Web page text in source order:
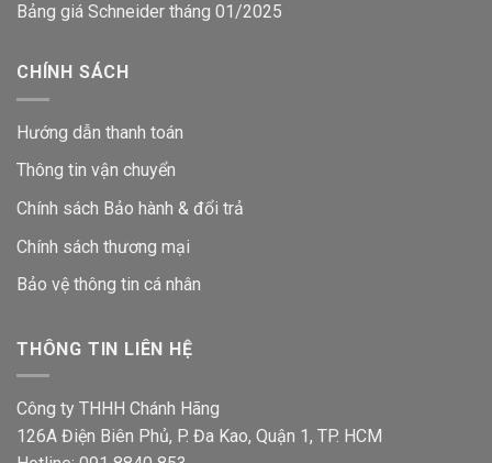
Bảng giá Schneider tháng 01/2025
CHÍNH SÁCH
Hướng dẫn thanh toán
Thông tin vận chuyển
Chính sách Bảo hành & đổi trả
Chính sách thương mại
Bảo vệ thông tin cá nhân
THÔNG TIN LIÊN HỆ
Công ty THHH Chánh Hãng
126A Điện Biên Phủ, P. Đa Kao, Quận 1, TP. HCM